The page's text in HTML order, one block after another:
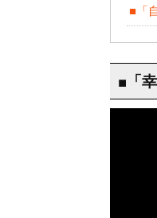
■「
■「